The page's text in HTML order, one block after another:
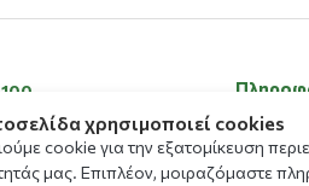
Σχετικά
Τα νέα μας
χρησιμοποιεί cookies
cookie για την εξατομίκευση
μας. Επιπλέον, μοιραζόμαστε